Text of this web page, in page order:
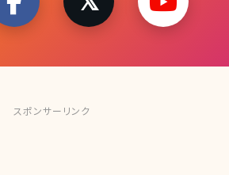
スポンサーリンク